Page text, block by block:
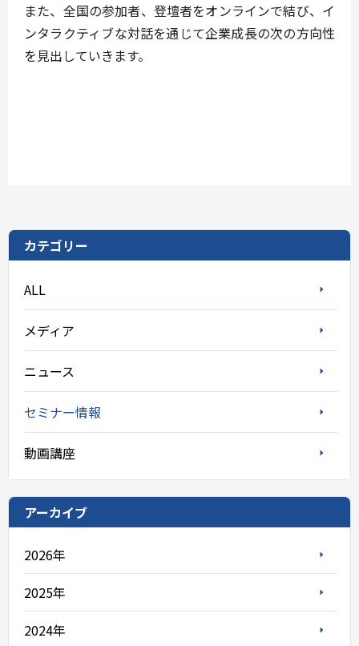
また、全国の参加者、登壇者をオンラインで結び、イ
ンタラクティブな対話を通じて企業成長の次の方向性
を見出していきます。
カテゴリー
ALL
メディア
ニュース
セミナー情報
動画講座
アーカイブ
2026年
2025年
2024年